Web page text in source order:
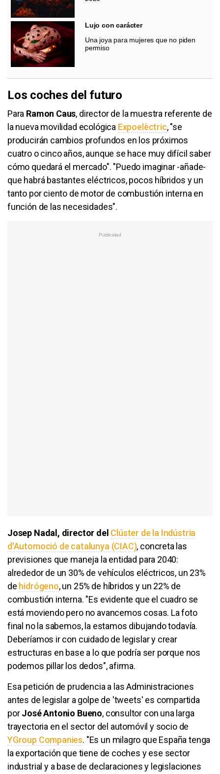
Lujo con carácter
Una joya para mujeres que no piden
permiso
Los coches del futuro
Para Ramon Caus, director de la muestra referente de
la nueva movilidad ecológica Expoelèctric, "se
producirán cambios profundos en los próximos
cuatro o cinco años, aunque se hace muy difícil saber
cómo quedará el mercado". "Puedo imaginar -añade-
que habrá bastantes eléctricos, pocos híbridos y un
tanto por ciento de motor de combustión interna en
función de las necesidades".
Josep Nadal, director del Clúster de la Indústria
d'Automoció de catalunya (CIAC), concreta las
previsiones que maneja la entidad para 2040:
alrededor de un 30% de vehículos eléctricos, un 23%
de hidrógeno, un 25% de híbridos y un 22% de
combustión interna. "Es evidente que el cuadro se
está moviendo pero no avancemos cosas. La foto
final no la sabemos, la estamos dibujando todavía.
Deberíamos ir con cuidado de legislar y crear
estructuras en base a lo que podría ser porque nos
podemos pillar los dedos", afirma.
Esa petición de prudencia a las Administraciones
antes de legislar a golpe de 'tweets' es compartida
porJosé Antonio Bueno, consultor con una larga
trayectoria en el sector del automóvil y socio de
YGroup Companies. "Es un milagro que España tenga
la exportación que tiene de coches y ese sector
industrial y a base de declaraciones y legislaciones